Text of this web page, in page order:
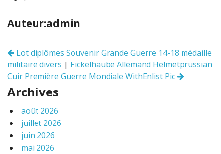
e
b
o
k
er l
Auteur:admin
Navigation
des
articles
Lot diplômes Souvenir Grande Guerre 14-18 médaille
militaire divers | Pickelhaube Allemand Helmetprussian
Cuir Première Guerre Mondiale WithEnlist Pic
Archives
août 2026
juillet 2026
juin 2026
mai 2026